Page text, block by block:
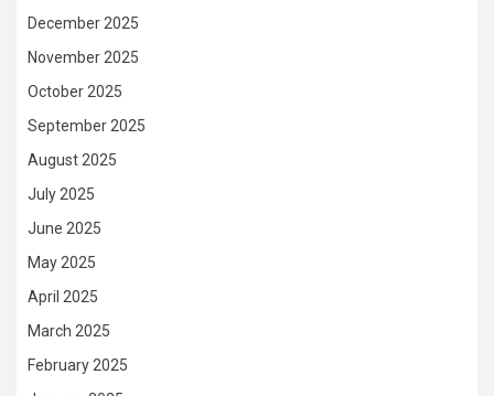
December 2025
November 2025
October 2025
September 2025
August 2025
July 2025
June 2025
May 2025
April 2025
March 2025
February 2025